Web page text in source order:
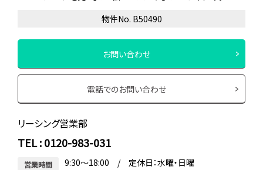
物件No. B50490
お問い合わせ
電話でのお問い合わせ
リーシング営業部
TEL : 0120-983-031
営業時間 9:30～18:00 / 定休日：水曜・日曜